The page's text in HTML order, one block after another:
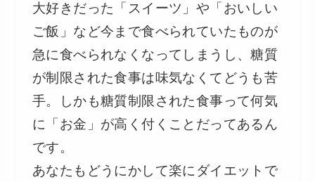
大好きだった「スイーツ」や「おいしい
ご飯」など今まで食べられていたものが
急に食べられなくなってしまうし、糖質
が制限された食事は味気なくてどうも苦
手。しかも糖質制限された食事って何気
に「お金」が高く付くことだってあるん
です。
あなたもどうにかして楽にダイエットで